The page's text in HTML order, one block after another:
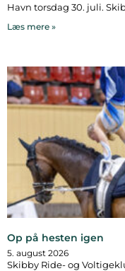
Havn torsdag 30. juli.
Læs mere »
Op på hesten igen
5. august 2026
Skibby Ride- og